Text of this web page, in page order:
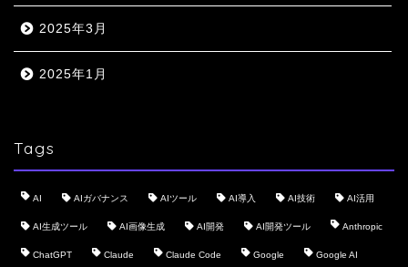
2025年3月
2025年1月
Tags
AI AIガバナンス AIツール AI導入 AI技術 AI活用
AI生成ツール AI画像生成 AI開発 AI開発ツール Anthropic
ChatGPT Claude Claude Code Google Google AI